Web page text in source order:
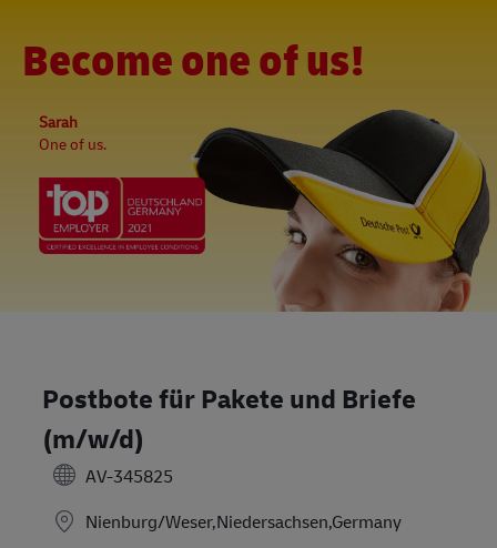
Become one of us!
Sarah
One of us.
Postbote für Pakete und Briefe
(m/w/d)
AV-345825
Nienburg/Weser,Niedersachsen,Germany